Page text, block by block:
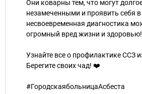
Они коварны тем, что могут
незамеченными и проявить себя
несвоевременная диагностика
огромный вред жизни и здоровью!
Узнайте все о профилактике ССЗ
Берегите своих чад! ❤️
#ГородскаябольницаАсбеста